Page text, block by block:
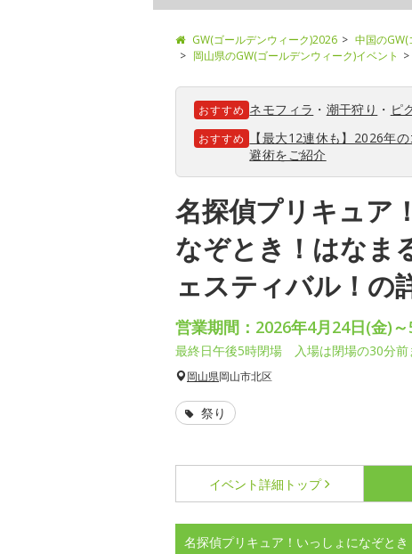
GW(ゴールデンウィーク)2026 中国のGW(
岡山県のGW(ゴールデンウィーク)イベント
おすすめ ネモフィラ ・ 潮干狩り ・ ピ
おすすめ
【最大12連休も】2026年
避術をご紹介
名探偵プリキュア
なぞとき！はなま
ェスティバル！の
営業期間：2026年4月24日(金)
最終日午後5時閉場 入場は閉場の30分前
岡山県岡山市北区
祭り
イベント詳細 トップ
名探偵プリキュア！いっしょになぞと